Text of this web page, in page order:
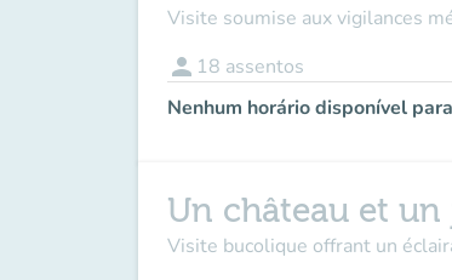
Visite soumise aux vigilances
person 18 assentos
Nenhum horário disponível
Un château et
Visite bucolique offrant un